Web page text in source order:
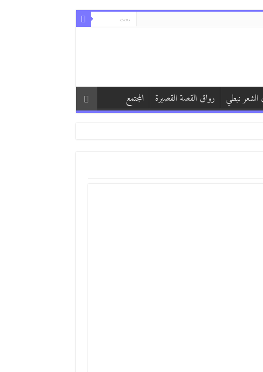
الشعر نبطي رواق القصة القصيرة المجتمع